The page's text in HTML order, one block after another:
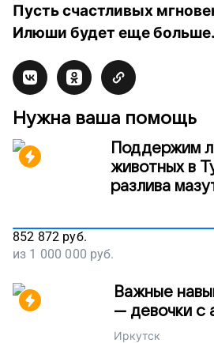
Пусть счастливых
Илюши будет еще больше.
Нужна ваша помощь
Поддержим
животных в
разлива
852 872 руб.
из 1 000 000 руб.
Важные
— девочки с
Иркутск